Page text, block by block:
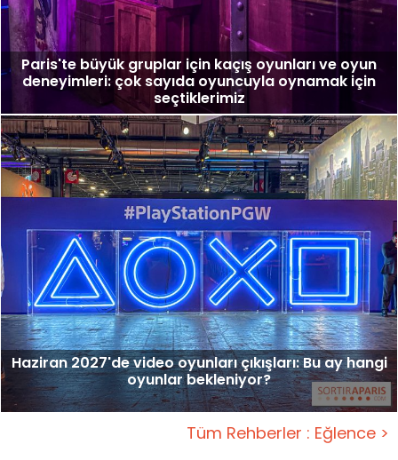
Paris'te büyük gruplar için kaçış oyunları ve oyun
deneyimleri: çok sayıda oyuncuyla oynamak için
seçtiklerimiz
Haziran 2027'de video oyunları çıkışları: Bu ay hangi
oyunlar bekleniyor?
Tüm Rehberler : Eğlence >